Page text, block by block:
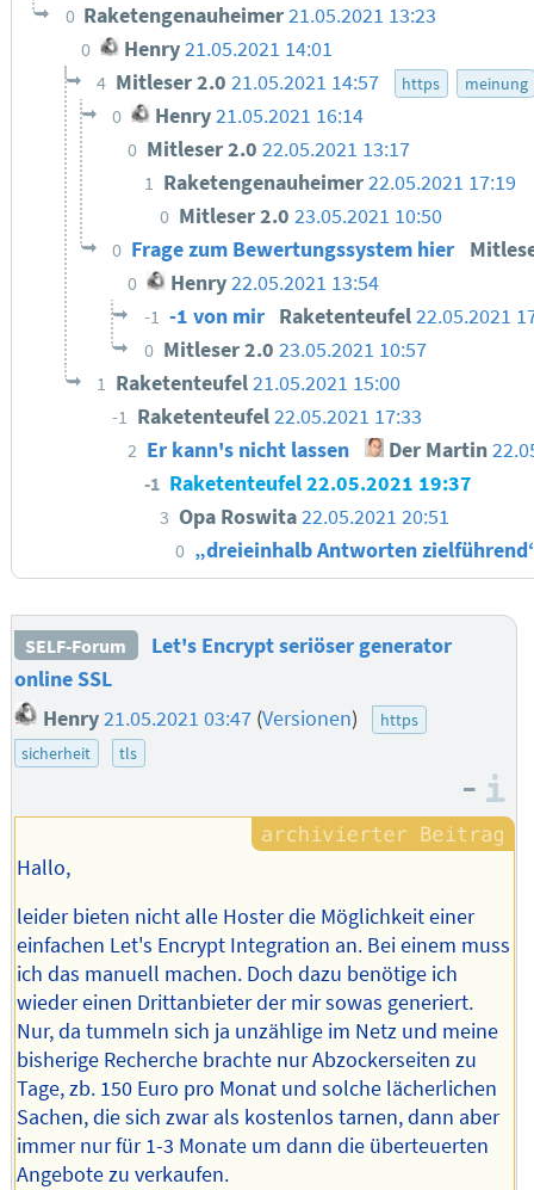
0 Raketengenauheimer21.05.2021 13:23
0 Henry 21.05.2021 14:01
4 Mitleser 2.0 21.05.2021 14:57 https meinung
0 Henry21.05.2021 16:14
0 Mitleser 2.022.05.2021 13:17
1 Raketengenauheimer22.05.2021 17:19
0 Mitleser 2.0 23.05.2021 10:50
0 Frage zum Bewertungssystem hier
0 Henry22.05.2021 13:54
-1 -1 von mir Raketenteufel22.05.2021
0 Mitleser 2.0 23.05.2021 10:57
1 Raketenteufel21.05.2021 15:00
-1 Raketenteufel22.05.2021 17:33
2 Er kann's nicht lassen Der Martin
-1 Raketenteufel22.05.2021 19:37
3 Opa Roswita22.05.2021 20:51
0 „dreieinhalb Antworten
SELF-Forum
Let's Encrypt seriöser generator
online SSL
Henry 21.05.2021 03:47 (Versionen)
https
sicherheit
tls
–
Hallo,
leider bieten nicht alle Hoster die Möglichkeit einer
einfachen Let's Encrypt Integration an. Bei einem muss
ich das manuell machen. Doch dazu benötige ich
wieder einen Drittanbieter der mir sowas generiert.
Nur, da tummeln sich ja unzählige im Netz und meine
bisherige Recherche brachte nur Abzockerseiten zu
Tage, zb. 150 Euro pro Monat und solche lächerlichen
Sachen, die sich zwar als kostenlos tarnen, dann aber
immer nur für 1-3 Monate um dann die überteuerten
Angebote zu verkaufen.